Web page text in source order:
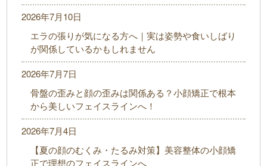
エラの張りが気になる方へ｜実は姿勢や食いしばり
が関係しているかもしれません
2026年7月10日
骨盤の歪みと顔の歪みは関係ある？小顔矯正で根本
から美しいフェイスラインへ！
2026年7月7日
【夏の顔のむくみ・たるみ対策】美容整体の小顔矯
正で理想のフェイスラインへ
2026年7月4日